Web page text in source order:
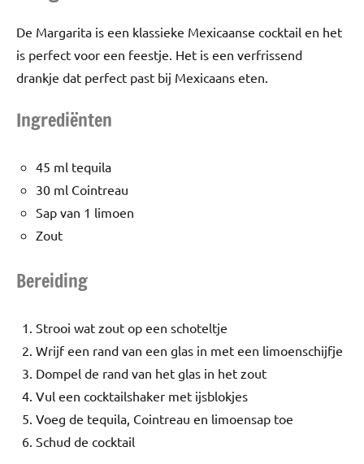
De Margarita is een klassieke Mexicaanse cocktail en het
is perfect voor een feestje. Het is een verfrissend
drankje dat perfect past bij Mexicaans eten.
Ingrediënten
45 ml tequila
30 ml Cointreau
Sap van 1 limoen
Zout
Bereiding
Strooi wat zout op een schoteltje
Wrijf een rand van een glas in met een limoenschijfje
Dompel de rand van het glas in het zout
Vul een cocktailshaker met ijsblokjes
Voeg de tequila, Cointreau en limoensap toe
Schud de cocktail